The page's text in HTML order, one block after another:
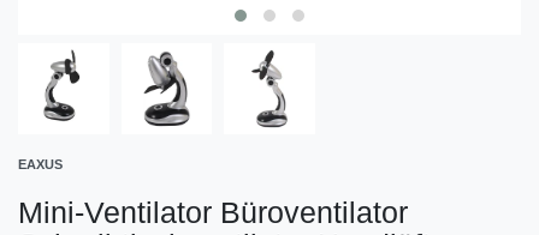
EAXUS
Mini-Ventilator Büroventilator